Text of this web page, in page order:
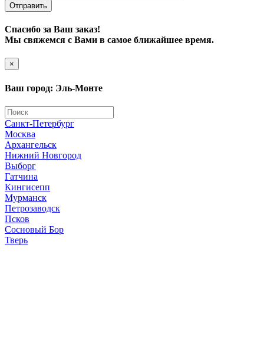
Отправить
Спасибо за Ваш заказ!
Мы свяжемся с Вами в самое ближайшее время.
×
Ваш город: Эль-Монте
Санкт-Петербург
Москва
Архангельск
Нижний Новгород
Выборг
Гатчина
Кингисепп
Мурманск
Петрозаводск
Псков
Сосновый Бор
Тверь